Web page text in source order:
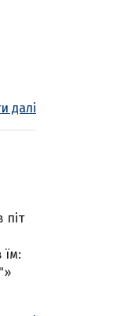
далі
піт
їм: